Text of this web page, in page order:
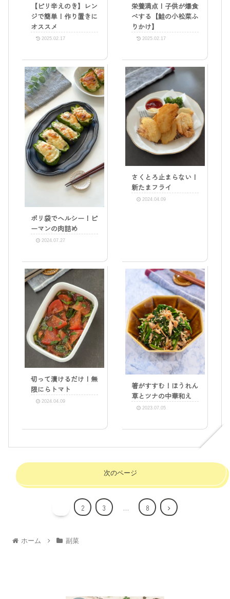
【ピリ辛えのき】レン
ジで簡単！作り置きに
オススメ
2025.02.17
栄養満点！子供が爆食
べする【鮭の小松菜ふ
りかけ】
2025.02.17
ポリ袋でヘルシー！ピ
ーマンの肉詰め
2024.07.27
さくとろ止まらない！
新たまフライ
2024.04.09
切って漬けるだけ！無
限にらトマト
2024.04.09
箸がすすむ！ほうれん
草とツナの中華和え
2023.07.05
次のページ
2 3 … 8
ホーム 副菜